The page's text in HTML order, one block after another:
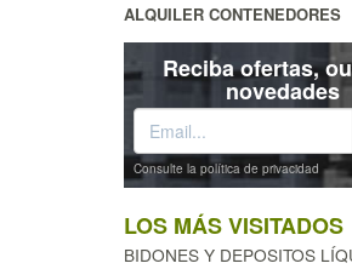
ALQUILER CONTENEDORES
Reciba ofertas,
novedades
Consulte la política de privacidad
LOS MÁS VISITADOS
BIDONES Y DEPOSITOS